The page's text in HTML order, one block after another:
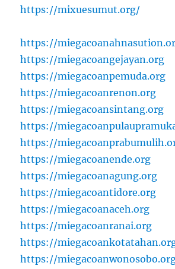
https://mixuesumut.org/
https://
https://miegacoangejayan.org
https://miegacoanpemuda.org
https://miegacoanrenon.org
https://miegacoansintang.org
https://
https://
https://miegacoanende.org
https://miegacoanagung.org
https://miegacoantidore.org
https://miegacoanaceh.org
https://miegacoanranai.org
https://
https://